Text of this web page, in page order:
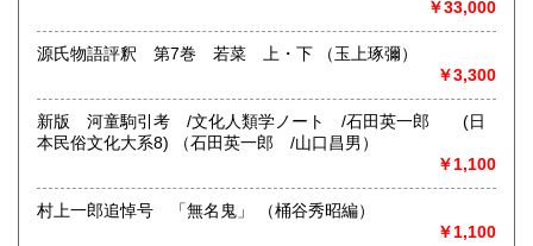
国語国文
￥33,000
源氏物語評釈 第7巻 若菜 上・下 （玉上琢彌）
￥3,300
新版 河童駒引考 /文化人類学ノート /石田英一郎 (日
本民俗文化大系8) （石田英一郎 /山口昌男）
￥1,100
村上一郎追悼号 「無名鬼」 （桶谷秀昭編）
￥1,100